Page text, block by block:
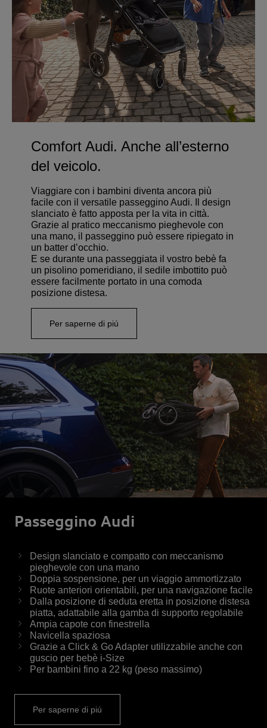
Comfort Audi. Anche all’esterno
del veicolo.
Viaggiare con i bambini diventa ancora più
facile con il versatile passeggino Audi. Il design
slanciato è fatto apposta per la vita in città.
Grazie al pratico meccanismo pieghevole con
una mano, il passeggino può essere ripiegato in
un batter d’occhio.
E se durante una passeggiata il vostro bebè fa
un pisolino pomeridiano, il sedile imbottito può
essere facilmente portato in una comoda
posizione distesa.
Per saperne di piú
Passeggino Audi
Design slanciato e compatto con meccanismo
pieghevole con una mano
Doppia sospensione, per un viaggio ammortizzato
Ruote anteriori orientabili, per una navigazione facile
Dalla posizione di seduta eretta in posizione distesa
piatta, adattabile alla gamba di supporto regolabile
Ampia capote con finestrella
Navicella spaziosa
Grazie a Click & Go Adapter utilizzabile anche con
guscio per bebè i-Size
Per bambini fino a 22 kg (peso massimo)
Per saperne di piú